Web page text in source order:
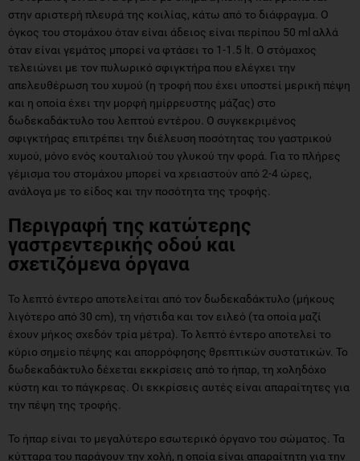
στην αριστερή πλευρά της κοιλίας, κάτω από το διάφραγμα. Ο
όγκος του στομάχου όταν είναι άδειος είναι περίπου 50 ml αλλά
όταν είναι γεμάτος μπορεί να φτάσει το 1-1.5 lt. Ο στόμαχος
τελειώνει με τον πυλωρικό σφιγκτήρα που ελέγχει την
απελευθέρωση του χυμού (η τροφή που έχει υποστεί μερική πέψη
και η οποία έχει την μορφή ημίρρευστης μάζας) στο
δωδεκαδάκτυλο του λεπτού εντέρου. Ο συγκεκριμένος
σφιγκτήρας επιτρέπει την διέλευση ποσότητας του γαστρικού
χυμού, μόνο ενός κουταλιού του γλυκού την φορά. Για το πλήρες
γέμισμα του στομάχου μπορεί να χρειαστούν από 2-4 ώρες,
ανάλογα με το είδος και την ποσότητα της τροφής.
Περιγραφή της κατώτερης
γαστρεντερικής οδού και
σχετιζόμενα όργανα
Το λεπτό έντερο αποτελείται από τον δωδεκαδάκτυλο (μήκους
λιγότερο από 30 cm), τη νήστιδα και τον ειλεό (τα οποία μαζί
έχουν μήκος σχεδόν τρία μέτρα). Το λεπτό έντερο αποτελεί το
κύριο σημείο πέψης και απορρόφησης θρεπτικών συστατικών. Το
δωδεκαδάκτυλο δέχεται εκκρίσεις από το ήπαρ, τη χοληδόχο
κύστη και το πάγκρεας. Οι εκκρίσεις αυτές είναι απαραίτητες για
την πέψη της τροφής.
Το ήπαρ είναι το μεγαλύτερο εσωτερικό όργανο του σώματος. Τα
κύτταρα του παράγουν την χολή, η οποία είναι απαραίτητη για την